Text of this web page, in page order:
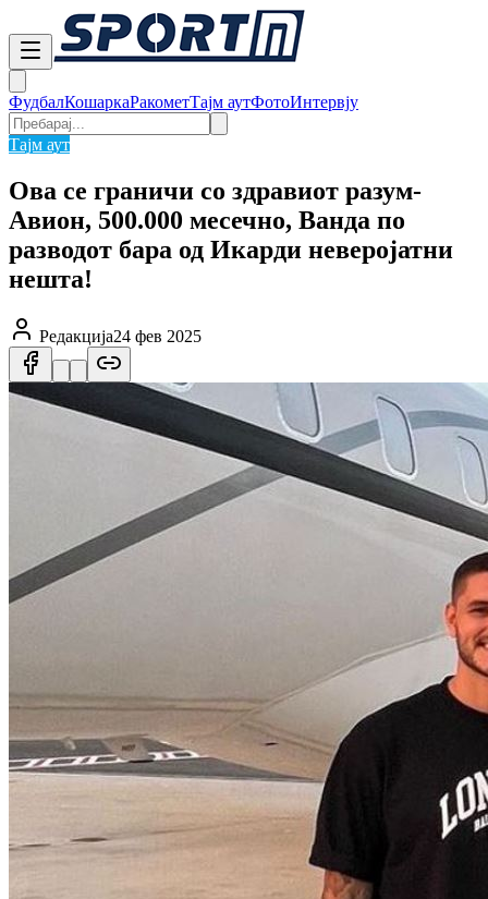
ФудбалКошаркаРакометТајм аутФотоИнтервју
Тајм аут
Ова се граничи со здравиот разум-
Авион, 500.000 месечно, Ванда по
разводот бара од Икарди неверојатни
нешта!
Редакција24 фев 2025